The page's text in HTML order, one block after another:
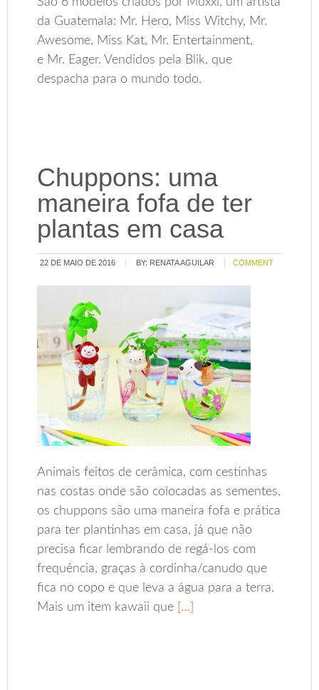
da Guatemala: Mr. Hero, Miss Witchy, Mr.
Awesome, Miss Kat, Mr. Entertainment,
e Mr. Eager. Vendidos pela Blik, que
despacha para o mundo todo.
Chuppons: uma
maneira fofa de ter
plantas em casa
22 DE MAIO DE 2016 BY: RENATA AGUILAR COMMENT
Animais feitos de cerâmica, com cestinhas
nas costas onde são colocadas as sementes,
os chuppons são uma maneira fofa e prática
para ter plantinhas em casa, já que não
precisa ficar lembrando de regá-los com
frequência, graças à cordinha/canudo que
fica no copo e que leva a água para a terra.
Mais um item kawaii que […]